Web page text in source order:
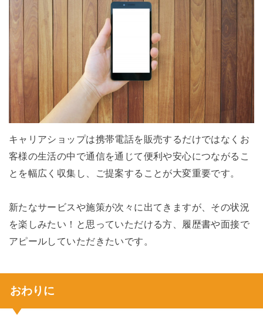
キャリアショップは携帯電話を販売するだけではなくお
客様の生活の中で通信を通じて便利や安心につながるこ
とを幅広く収集し、ご提案することが大変重要です。
新たなサービスや施策が次々に出てきますが、その状況
を楽しみたい！と思っていただける方、履歴書や面接で
アピールしていただきたいです。
おわりに